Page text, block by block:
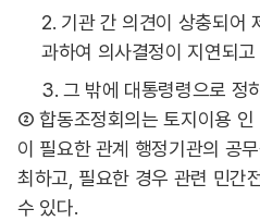
2. 기관 간 의견이 상충되어
과하여 의사결정이 지연되
3. 그 밖에 대통령령으로 정
② 합동조정회의는 토지이용 인
이 필요한 관계 행정기관의 공
최하고, 필요한 경우 관련 민간
수 있다.